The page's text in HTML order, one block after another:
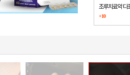
조루치료약 다
했습니다
+10